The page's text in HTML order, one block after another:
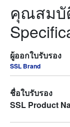
คุณสมบั
ผู้ออกใบรับรอง
SSL Brand
ชื่อใบรับรอง
SSL Product